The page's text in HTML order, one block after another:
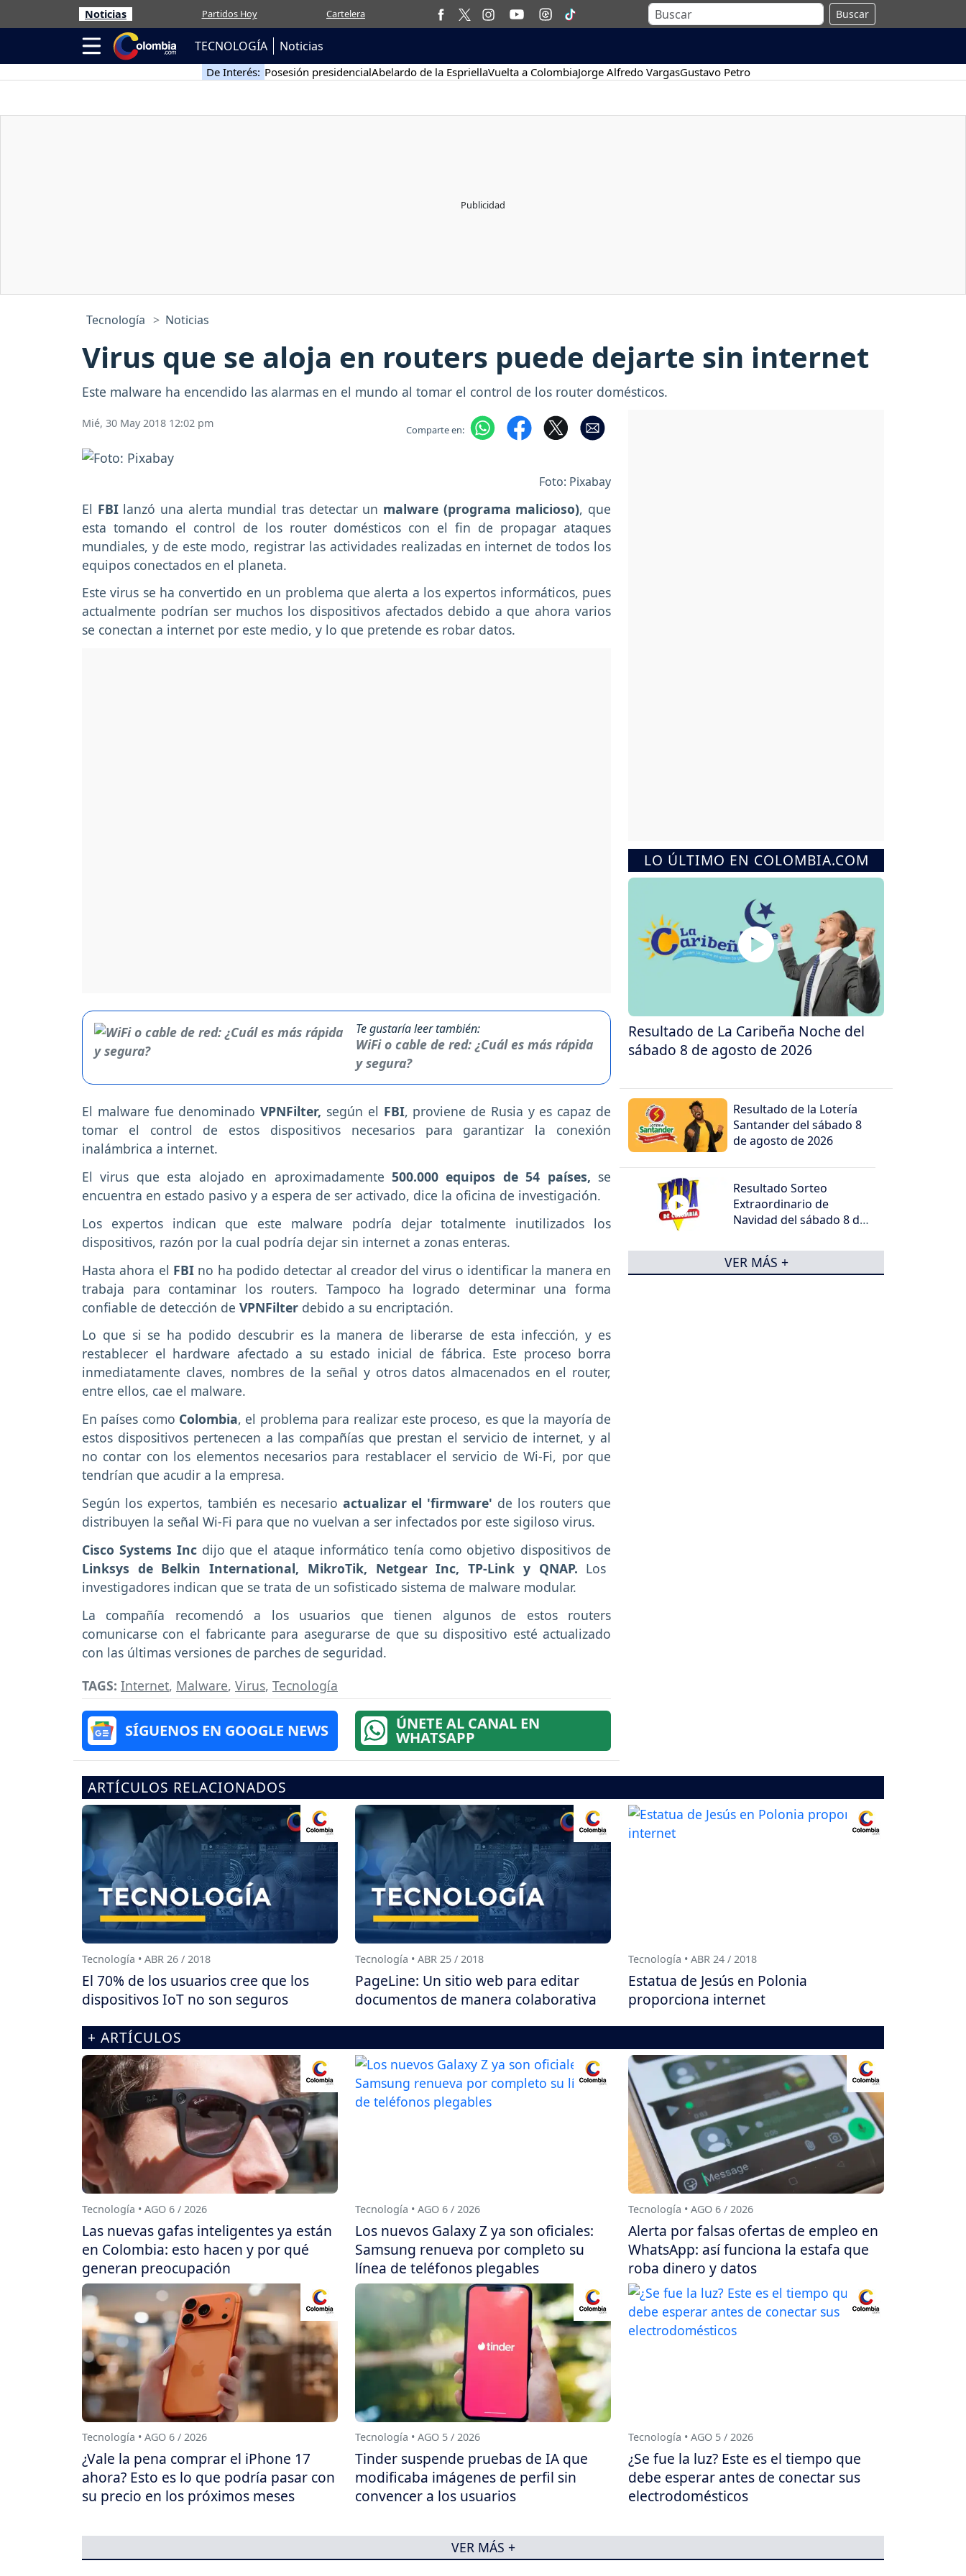
Noticias Partidos Hoy Cartelera Buscar
TECNOLOGÍA Noticias
De Interés: Posesión presidencialAbelardo de la EspriellaVuelta a ColombiaJorge Alfredo VargasGustavo Petro
Tecnología Noticias
Virus que se aloja en routers puede dejarte sin internet
Este malware ha encendido las alarmas en el mundo al tomar el control de los router domésticos.
Mié, 30 May 2018 12:02 pm Comparte en:
Foto: Pixabay
El FBI lanzó una alerta mundial tras detectar un malware (programa malicioso), que
esta tomando el control de los router domésticos con el fin de propagar ataques
mundiales, y de este modo, registrar las actividades realizadas en internet de todos los
equipos conectados en el planeta.
Este virus se ha convertido en un problema que alerta a los expertos informáticos, pues
actualmente podrían ser muchos los dispositivos afectados debido a que ahora varios
se conectan a internet por este medio, y lo que pretende es robar datos.
Te gustaría leer también:
WiFi o cable de red: ¿Cuál es más rápida
y segura?
El malware fue denominadoVPNFilter, según el FBI, proviene de Rusia y es capaz de
tomar el control de estos dispositivos necesarios para garantizar la conexión
inalámbrica a internet.
El virus que esta alojado en aproximadamente 500.000 equipos de 54 países, se
encuentra en estado pasivo y a espera de ser activado, dice la oficina de investigación.
Los expertos indican que este malware podría dejar totalmente inutilizados los
dispositivos, razón por la cual podría dejar sin internet a zonas enteras.
Hasta ahora el FBI no ha podido detectar al creador del virus o identificar la manera en
trabaja para contaminar los routers. Tampoco ha logrado determinar una forma
confiable de detección de VPNFilter debido a su encriptación.
Lo que si se ha podido descubrir es la manera de liberarse de esta infección, y es
restablecer el hardware afectado a su estado inicial de fábrica. Este proceso borra
inmediatamente claves, nombres de la señal y otros datos almacenados en el router,
entre ellos, cae el malware.
En países como Colombia, el problema para realizar este proceso, es que la mayoría de
estos dispositivos pertenecen a las compañías que prestan el servicio de internet, y al
no contar con los elementos necesarios para restablacer el servicio de Wi-Fi, por que
tendrían que acudir a la empresa.
Según los expertos, también es necesario actualizar el 'firmware' de los routers que
distribuyen la señal Wi-Fi para que no vuelvan a ser infectados por este sigiloso virus.
Cisco Systems Incdijo que el ataque informático tenía como objetivo dispositivos de
Linksys de Belkin International, MikroTik, Netgear Inc, TP-Link y QNAP. Los
investigadores indican que se trata de un sofisticado sistema de malware modular.
La compañía recomendó a los usuarios que tienen algunos de estos routers
comunicarse con el fabricante para asegurarse de que su dispositivo esté actualizado
con las últimas versiones de parches de seguridad.
TAGS: Internet, Malware, Virus, Tecnología
SÍGUENOS EN GOOGLE NEWS ÚNETE AL CANAL EN
WHATSAPP
LO ÚLTIMO EN COLOMBIA.COM
Resultado de La Caribeña Noche del
sábado 8 de agosto de 2026
Resultado de la Lotería
Santander del sábado 8
de agosto de 2026
Resultado Sorteo
Extraordinario de
Navidad del sábado 8 de
VER MÁS +
ARTÍCULOS RELACIONADOS
Tecnología • ABR 26 / 2018
El 70% de los usuarios cree que los
dispositivos IoT no son seguros
Tecnología • ABR 25 / 2018
PageLine: Un sitio web para editar
documentos de manera colaborativa
Tecnología • ABR 24 / 2018
Estatua de Jesús en Polonia
proporciona internet
+ ARTÍCULOS
Tecnología • AGO 6 / 2026
Las nuevas gafas inteligentes ya están
en Colombia: esto hacen y por qué
generan preocupación
Tecnología • AGO 6 / 2026
Los nuevos Galaxy Z ya son oficiales:
Samsung renueva por completo su
línea de teléfonos plegables
Tecnología • AGO 6 / 2026
Alerta por falsas ofertas de empleo en
WhatsApp: así funciona la estafa que
roba dinero y datos
Tecnología • AGO 6 / 2026
¿Vale la pena comprar el iPhone 17
ahora? Esto es lo que podría pasar con
su precio en los próximos meses
Tecnología • AGO 5 / 2026
Tinder suspende pruebas de IA que
modificaba imágenes de perfil sin
convencer a los usuarios
Tecnología • AGO 5 / 2026
¿Se fue la luz? Este es el tiempo que
debe esperar antes de conectar sus
electrodomésticos
VER MÁS +